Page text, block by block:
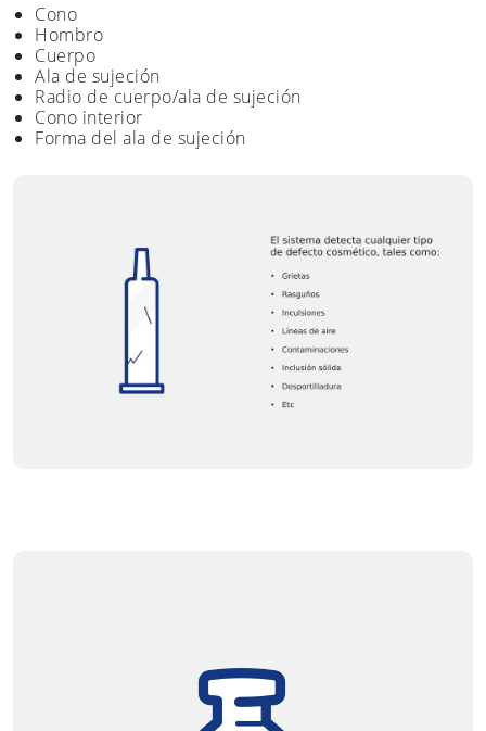
Cono
Hombro
Cuerpo
Ala de sujeción
Radio de cuerpo/ala de sujeción
Cono interior
Forma del ala de sujeción